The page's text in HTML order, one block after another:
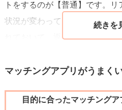
今回、返事が無ければ再度の連
もし再度既読スルーになった場
いいでしょう。
トをするのが【普通】です。
状況が変わっていくこと（あな
れておいて。返信内容を考えて
ず、視野を広く持って出会いを
マッチングアプリがうまく
目的に合ったマッチング